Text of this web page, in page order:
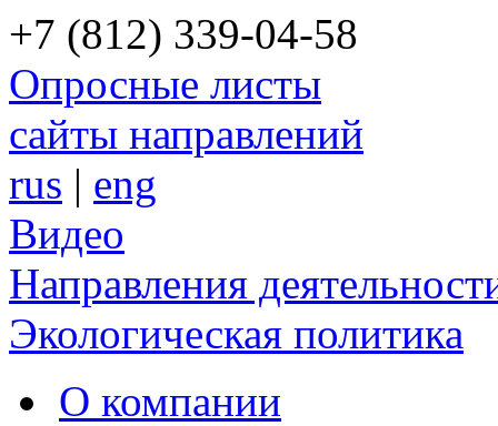
+7 (812) 339-04-58
Опросные листы
сайты направлений
rus | eng
Видео
Направления
Экологическая политика
О компании